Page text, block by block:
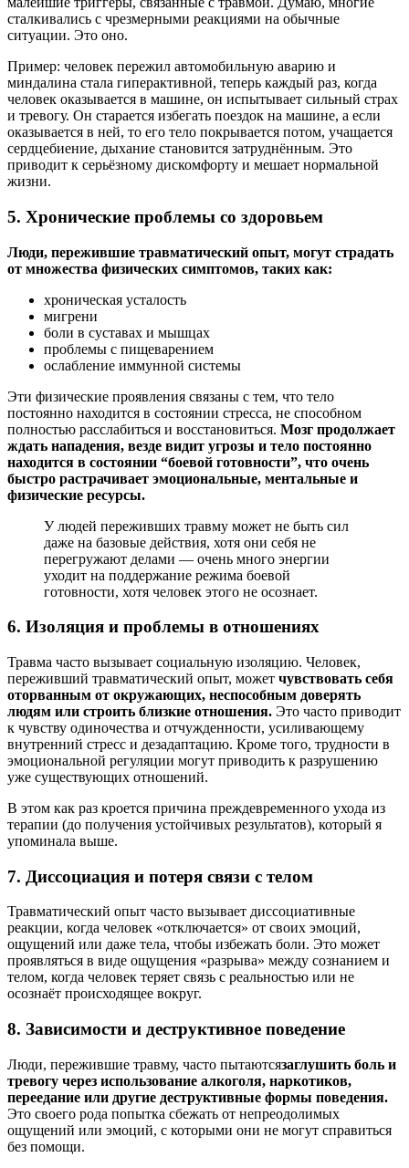
сталкивались с чрезмерными реакциями на обычные
ситуации. Это оно.
Пример: человек пережил автомобильную аварию и
миндалина стала гиперактивной, теперь каждый раз, когда
человек оказывается в машине, он испытывает сильный страх
и тревогу. Он старается избегать поездок на машине, а если
оказывается в ней, то его тело покрывается потом, учащается
сердцебиение, дыхание становится затруднённым. Это
приводит к серьёзному дискомфорту и мешает нормальной
жизни.
5. Хронические проблемы со здоровьем
Люди, пережившие травматический опыт, могут страдать
от множества физических симптомов, таких как:
хроническая усталость
мигрени
боли в суставах и мышцах
проблемы с пищеварением
ослабление иммунной системы
Эти физические проявления связаны с тем, что тело
постоянно находится в состоянии стресса, не способном
полностью расслабиться и восстановиться. Мозг продолжает
ждать нападения, везде видит угрозы и тело постоянно
находится в состоянии “боевой готовности”, что очень
быстро растрачивает эмоциональные, ментальные и
физические ресурсы.
У людей переживших травму может не быть сил
даже на базовые действия, хотя они себя не
перегружают делами — очень много энергии
уходит на поддержание режима боевой
готовности, хотя человек этого не осознает.
6. Изоляция и проблемы в отношениях
Травма часто вызывает социальную изоляцию. Человек,
переживший травматический опыт, может чувствовать себя
оторванным от окружающих, неспособным доверять
людям или строить близкие отношения. Это часто приводит
к чувству одиночества и отчужденности, усиливающему
внутренний стресс и дезадаптацию. Кроме того, трудности в
эмоциональной регуляции могут приводить к разрушению
уже существующих отношений.
В этом как раз кроется причина преждевременного ухода из
терапии (до получения устойчивых результатов), который я
упоминала выше.
7. Диссоциация и потеря связи с телом
Травматический опыт часто вызывает диссоциативные
реакции, когда человек «отключается» от своих эмоций,
ощущений или даже тела, чтобы избежать боли. Это может
проявляться в виде ощущения «разрыва» между сознанием и
телом, когда человек теряет связь с реальностью или не
осознаёт происходящее вокруг.
8. Зависимости и деструктивное поведение
Люди, пережившие травму, часто пытаютсязаглушить боль и
тревогу через использование алкоголя, наркотиков,
переедание или другие деструктивные формы поведения.
Это своего рода попытка сбежать от непреодолимых
ощущений или эмоций, с которыми они не могут справиться
без помощи.